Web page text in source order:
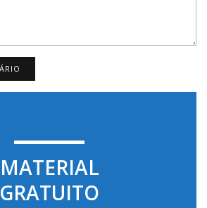
MATERIAL
GRATUITO